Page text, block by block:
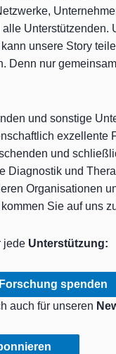
Unterstützenden.
unsere Story
Denn nur
und sonstige
exzellente
und
Diagnostik und
Organisationen
Sie auf uns
jede Unterstützung:
spenden
auch für unseren